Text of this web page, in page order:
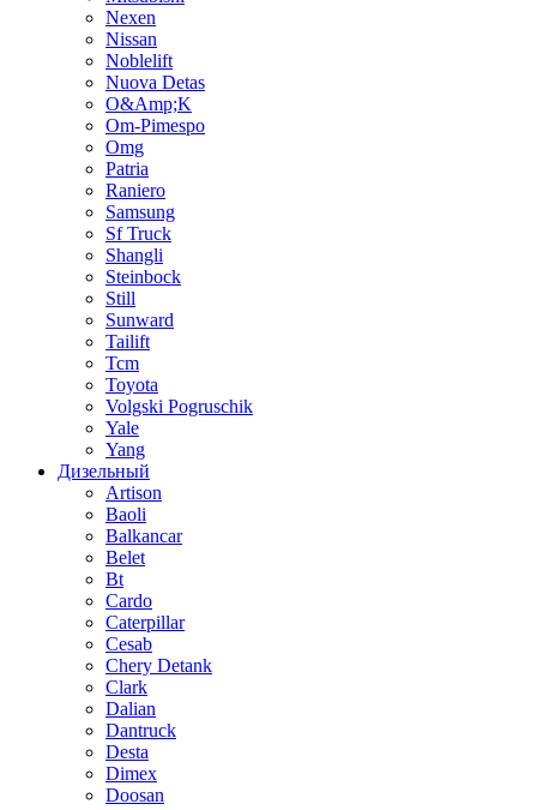
Nexen
Nissan
Noblelift
Nuova Detas
O&Amp;K
Om-Pimespo
Omg
Patria
Raniero
Samsung
Sf Truck
Shangli
Steinbock
Still
Sunward
Tailift
Tcm
Toyota
Volgski Pogruschik
Yale
Yang
Дизельный
Artison
Baoli
Balkancar
Belet
Bt
Cardo
Caterpillar
Cesab
Chery Detank
Clark
Dalian
Dantruck
Desta
Dimex
Doosan